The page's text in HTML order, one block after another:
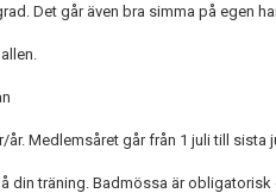
Det går även bra simma på egen
Medlemsåret går från 1 juli till sista
din träning. Badmössa är